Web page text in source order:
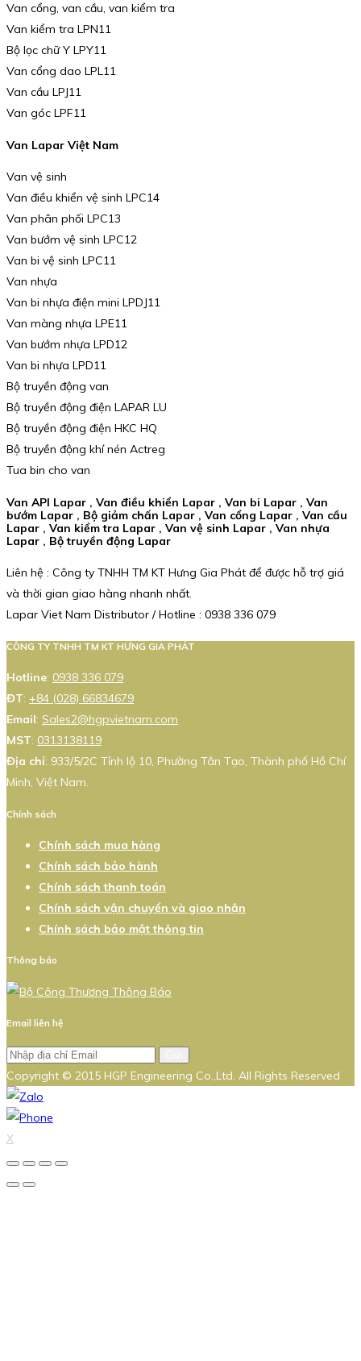
Van cổng, van cầu, van kiểm tra
Van kiểm tra LPN11
Bộ lọc chữ Y LPY11
Van cổng dao LPL11
Van cầu LPJ11
Van góc LPF11
Van Lapar Việt Nam
Van vệ sinh
Van điều khiển vệ sinh LPC14
Van phân phối LPC13
Van bướm vệ sinh LPC12
Van bi vệ sinh LPC11
Van nhựa
Van bi nhựa điện mini LPDJ11
Van màng nhựa LPE11
Van bướm nhựa LPD12
Van bi nhựa LPD11
Bộ truyền động van
Bộ truyền động điện LAPAR LU
Bộ truyền động điện HKC HQ
Bộ truyền động khí nén Actreg
Tua bin cho van
Van API Lapar , Van điều khiển Lapar , Van bi Lapar , Van
bướm Lapar , Bộ giảm chấn Lapar , Van cổng Lapar , Van cầu
Lapar , Van kiểm tra Lapar , Van vệ sinh Lapar , Van nhựa
Lapar , Bộ truyền động Lapar
Liên hệ : Công ty TNHH TM KT Hưng Gia Phát để được hỗ trợ giá
và thời gian giao hàng nhanh nhất.
Lapar Viet Nam Distributor / Hotline : 0938 336 079
CÔNG TY TNHH TM KT HƯNG GIA PHÁT
Hotline: 0938 336 079
ĐT: +84 (028) 66834679
Email: Sales2@hgpvietnam.com
MST: 0313138119
Địa chỉ: 933/5/2C Tỉnh lộ 10, Phường Tân Tạo, Thành phố Hồ Chí
Minh, Việt Nam.
Chính sách
Chính sách mua hàng
Chính sách bảo hành
Chính sách thanh toán
Chính sách vận chuyển và giao nhận
Chính sách bảo mật thông tin
Thông báo
Email liên hệ
Copyright © 2015 HGP Engineering Co.,Ltd. All Rights Reserved
X